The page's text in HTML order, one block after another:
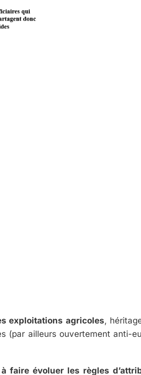
exploitations agricoles,
ailleurs ouvertement anti-
faire évoluer les règles